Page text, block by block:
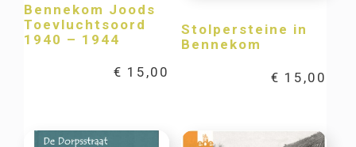
Bennekom Joods
Toevluchtsoord
1940 – 1944
€ 15,00
Stolpersteine in
Bennekom
€ 15,00